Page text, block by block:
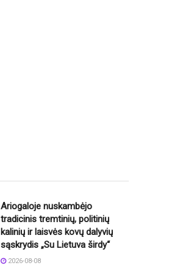
Ariogaloje nuskambėjo
tradicinis tremtinių, politinių
kalinių ir laisvės kovų dalyvių
sąskrydis „Su Lietuva širdy“
2026-08-08